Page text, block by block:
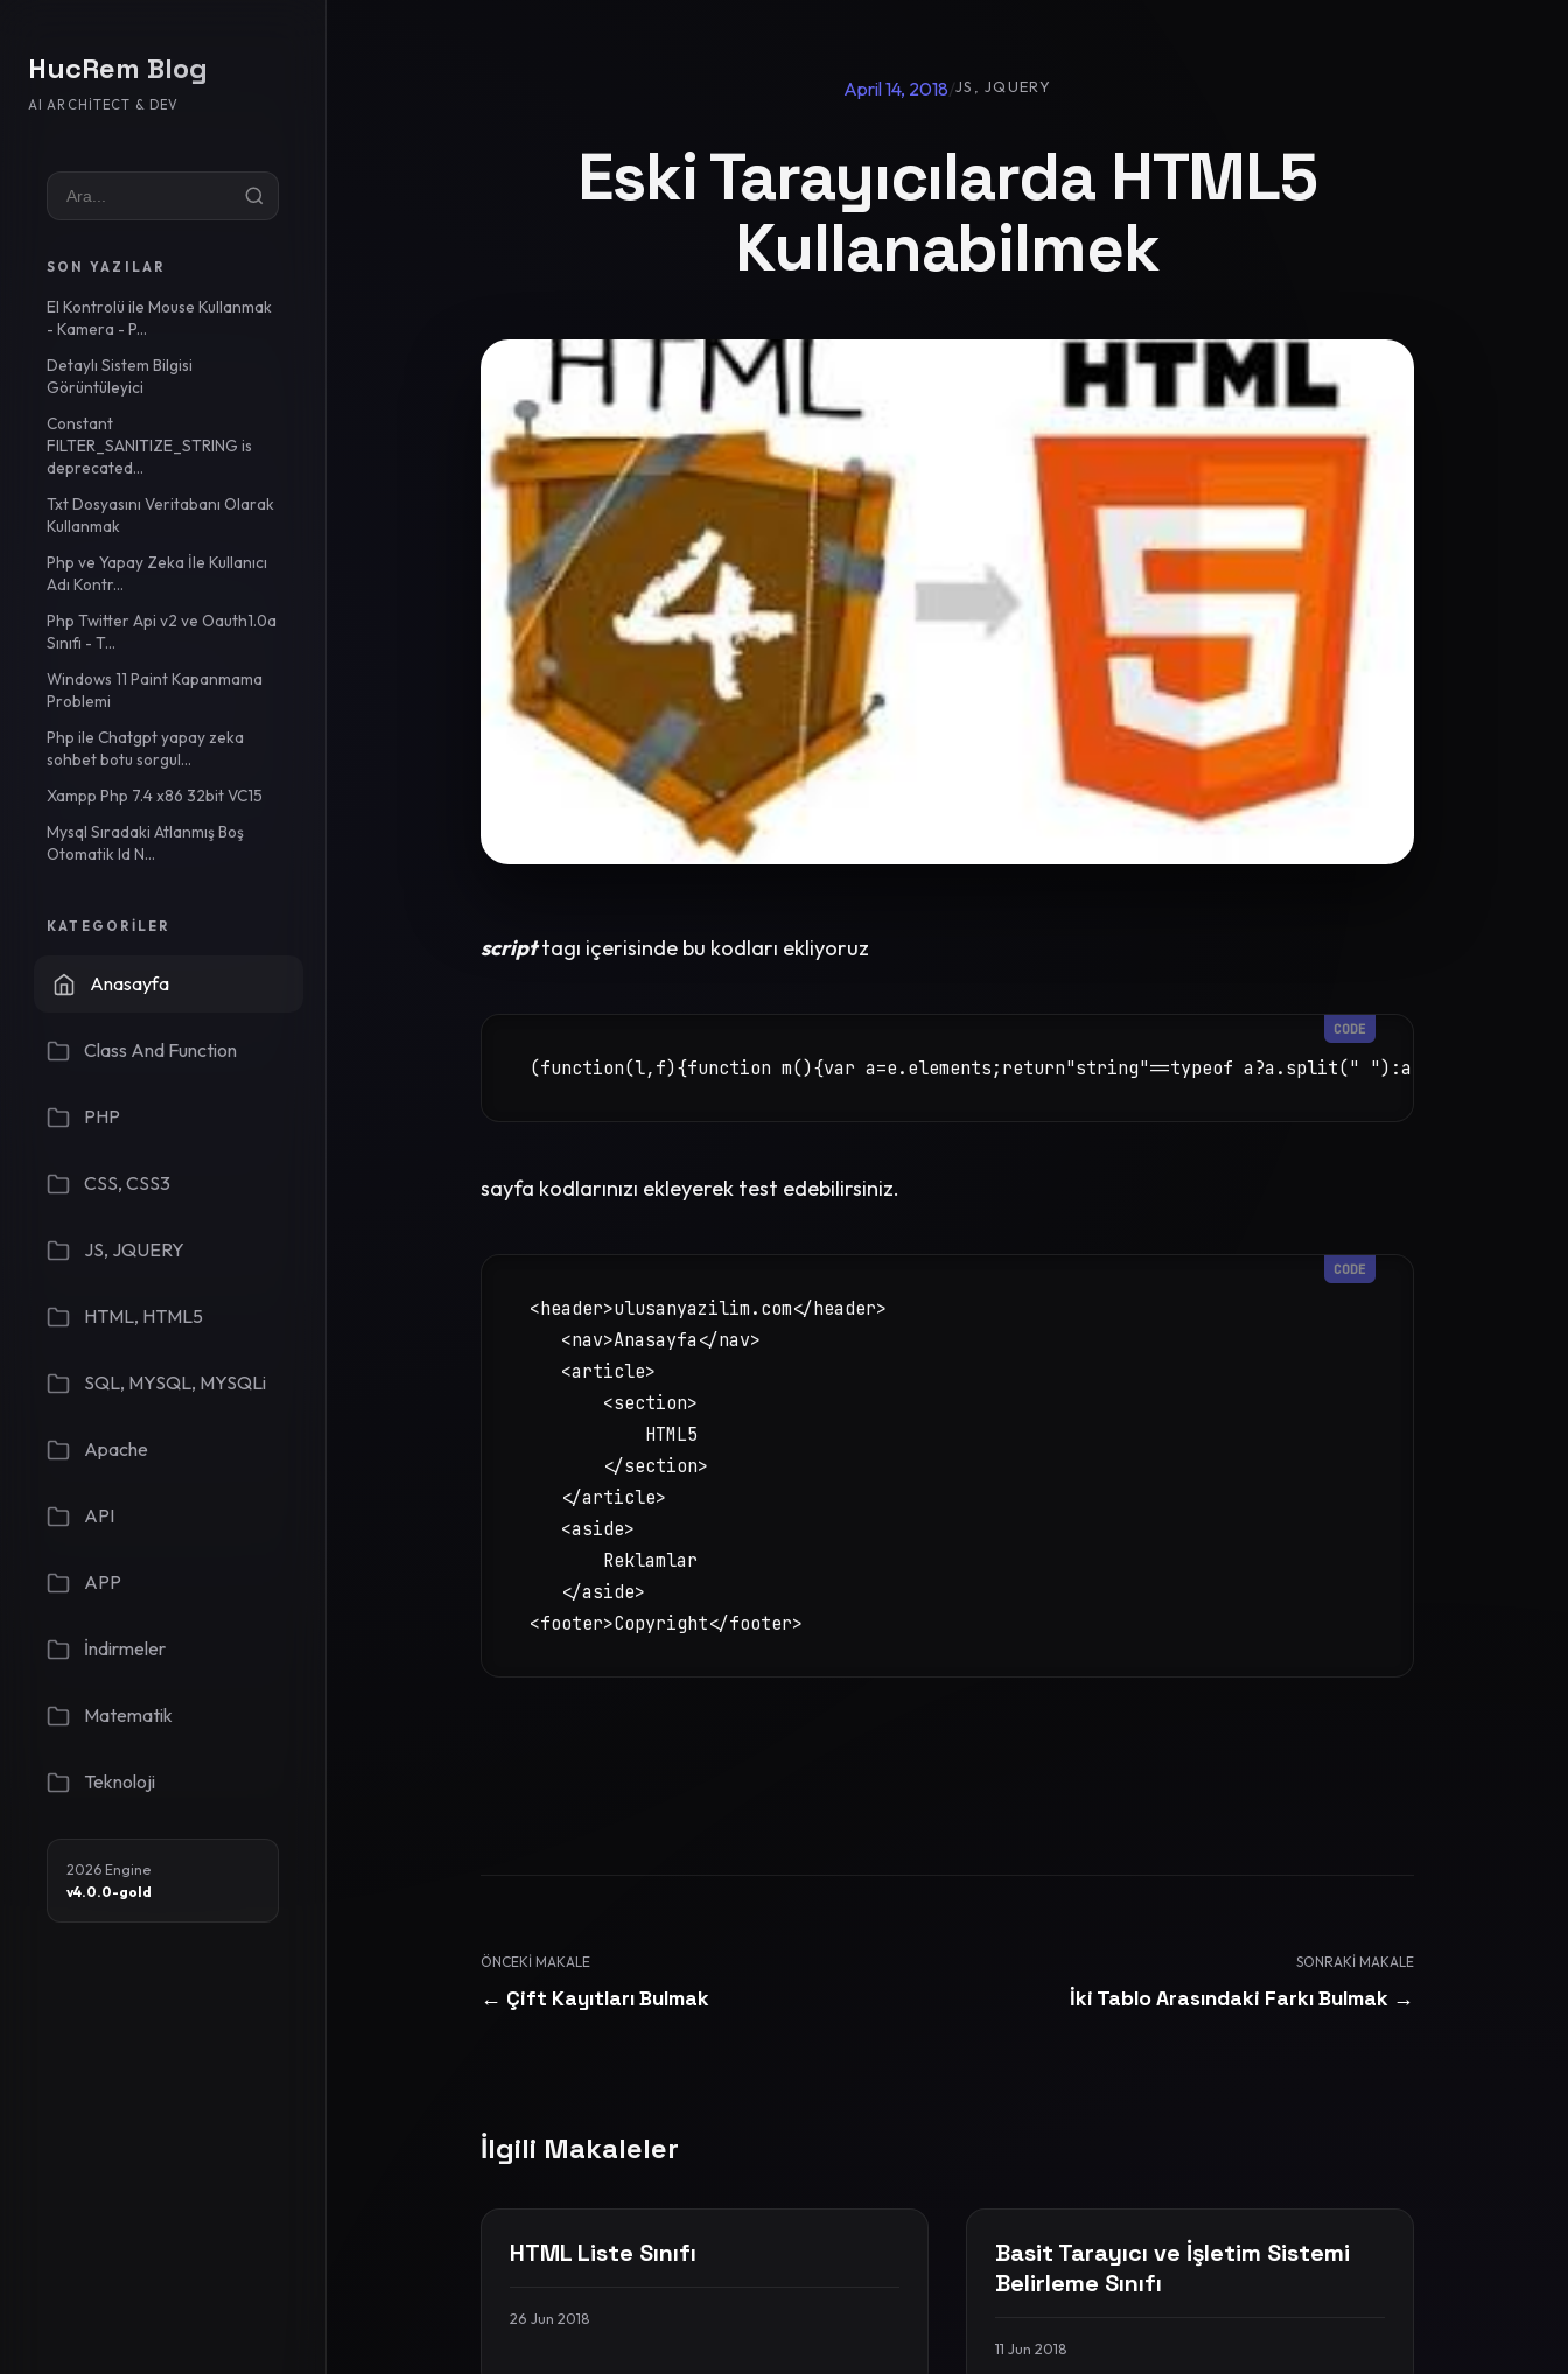
HucRem Blog
AI ARCHITECT & DEV
SON YAZILAR
El Kontrolü ile Mouse Kullanmak
- Kamera - P...
Detaylı Sistem Bilgisi
Görüntüleyici
Constant
FILTER_SANITIZE_STRING is
deprecated...
Txt Dosyasını Veritabanı Olarak
Kullanmak
Php ve Yapay Zeka İle Kullanıcı
Adı Kontr...
Php Twitter Api v2 ve Oauth1.0a
Sınıfı - T...
Windows 11 Paint Kapanmama
Problemi
Php ile Chatgpt yapay zeka
sohbet botu sorgul...
Xampp Php 7.4 x86 32bit VC15
Mysql Sıradaki Atlanmış Boş
Otomatik Id N...
KATEGORILER
Anasayfa
Class And Function
PHP
CSS, CSS3
JS, JQUERY
HTML, HTML5
SQL, MYSQL, MYSQLi
Apache
API
APP
İndirmeler
Matematik
Teknoloji
2026 Engine
v4.0.0-gold
April 14, 2018/JS, JQUERY
Eski Tarayıcılarda HTML5
Kullanabilmek
scripttagı içerisinde bu kodları ekliyoruz
(function(l,f){function m(){var a=e.elements;return"string"==typeof a?a.split(" "):a}function i(a){var
sayfa kodlarınızı ekleyerek test edebilirsiniz.
<header>ulusanyazilim.com</header>
    <nav>Anasayfa</nav>
    <article>
        <section>
            HTML5
        </section>
    </article>
    <aside>
        Reklamlar
    </aside>
<footer>Copyright</footer>
ÖNCEKI MAKALE
← Çift Kayıtları Bulmak
SONRAKI MAKALE
İki Tablo Arasındaki Farkı Bulmak →
İlgili Makaleler
HTML Liste Sınıfı
26 Jun 2018
Basit Tarayıcı ve İşletim Sistemi
Belirleme Sınıfı
11 Jun 2018